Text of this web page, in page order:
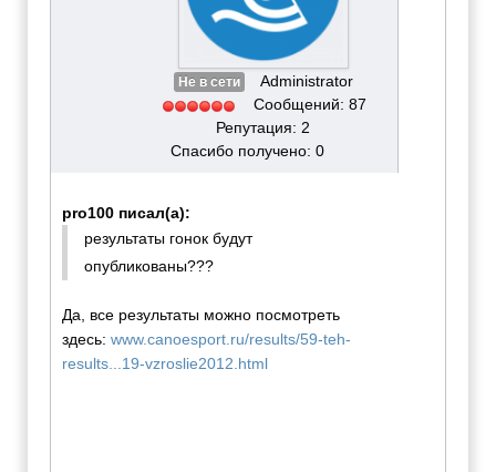
Не в сети
Administrator
Сообщений: 87
Репутация: 2
Спасибо получено: 0
pro100 писал(а):
результаты гонок будут
опубликованы???
Да, все результаты можно посмотреть
здесь: www.canoesport.ru/results/59-teh-
results...19-vzroslie2012.html